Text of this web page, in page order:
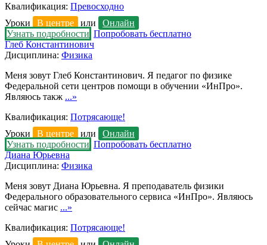
Квалификация: Превосходно
Уроки
В центре или
Онлайн
Узнать подробности Попробовать бесплатно
Глеб Константинович
Дисциплина: Физика
Меня зовут Глеб Константинович. Я педагог по физике
Федеральной сети центров помощи в обучении «ИнПро».
Являюсь такж ...»
Квалификация: Потрясающе!
Уроки
В центре или
Онлайн
Узнать подробности Попробовать бесплатно
Диана Юрьевна
Дисциплина: Физика
Меня зовут Диана Юрьевна. Я преподаватель физики
Федерального образовательного сервиса «ИнПро». Являюсь
сейчас магис ...»
Квалификация: Потрясающе!